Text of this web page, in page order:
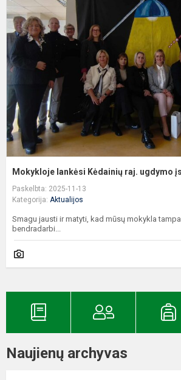
Mokykloje lankėsi Kėdainių raj. ugdymo
Paskelbta: 2025-11-13
Kategorija: Aktualijos
Smagu jausti ir matyti, kad mūsų mokykla
bendradarbi...
Naujienų archyvas